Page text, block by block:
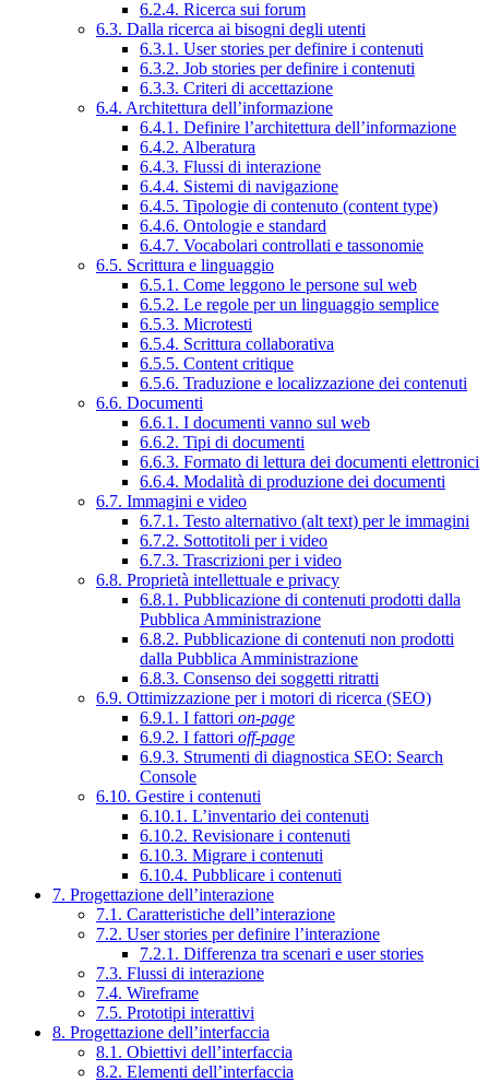
6.2.4. Ricerca sui forum
6.3. Dalla ricerca ai bisogni degli utenti
6.3.1. User stories per definire i contenuti
6.3.2. Job stories per definire i contenuti
6.3.3. Criteri di accettazione
6.4. Architettura dell’informazione
6.4.1. Definire l’architettura dell’informazione
6.4.2. Alberatura
6.4.3. Flussi di interazione
6.4.4. Sistemi di navigazione
6.4.5. Tipologie di contenuto (content type)
6.4.6. Ontologie e standard
6.4.7. Vocabolari controllati e tassonomie
6.5. Scrittura e linguaggio
6.5.1. Come leggono le persone sul web
6.5.2. Le regole per un linguaggio semplice
6.5.3. Microtesti
6.5.4. Scrittura collaborativa
6.5.5. Content critique
6.5.6. Traduzione e localizzazione dei contenuti
6.6. Documenti
6.6.1. I documenti vanno sul web
6.6.2. Tipi di documenti
6.6.3. Formato di lettura dei documenti elettronici
6.6.4. Modalità di produzione dei documenti
6.7. Immagini e video
6.7.1. Testo alternativo (alt text) per le immagini
6.7.2. Sottotitoli per i video
6.7.3. Trascrizioni per i video
6.8. Proprietà intellettuale e privacy
6.8.1. Pubblicazione di contenuti prodotti dalla
Pubblica Amministrazione
6.8.2. Pubblicazione di contenuti non prodotti
dalla Pubblica Amministrazione
6.8.3. Consenso dei soggetti ritratti
6.9. Ottimizzazione per i motori di ricerca (SEO)
6.9.1. I fattori on-page
6.9.2. I fattori off-page
6.9.3. Strumenti di diagnostica SEO: Search
Console
6.10. Gestire i contenuti
6.10.1. L’inventario dei contenuti
6.10.2. Revisionare i contenuti
6.10.3. Migrare i contenuti
6.10.4. Pubblicare i contenuti
7. Progettazione dell’interazione
7.1. Caratteristiche dell’interazione
7.2. User stories per definire l’interazione
7.2.1. Differenza tra scenari e user stories
7.3. Flussi di interazione
7.4. Wireframe
7.5. Prototipi interattivi
8. Progettazione dell’interfaccia
8.1. Obiettivi dell’interfaccia
8.2. Elementi dell’interfaccia